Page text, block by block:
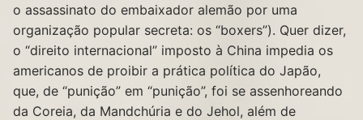
o assassinato do embaixador alemão por uma
organização popular secreta: os “boxers”). Quer dizer,
o “direito internacional” imposto à China impedia os
americanos de proibir a prática política do Japão,
que, de “punição” em “punição”, foi se assenhoreando
da Coreia, da Mandchúria e do Jehol, além de